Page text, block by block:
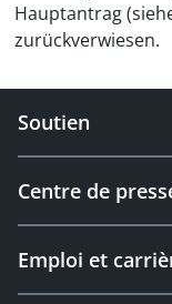
Hauptantrag
zurückverwiesen.
Soutien
Centre de
Emploi et